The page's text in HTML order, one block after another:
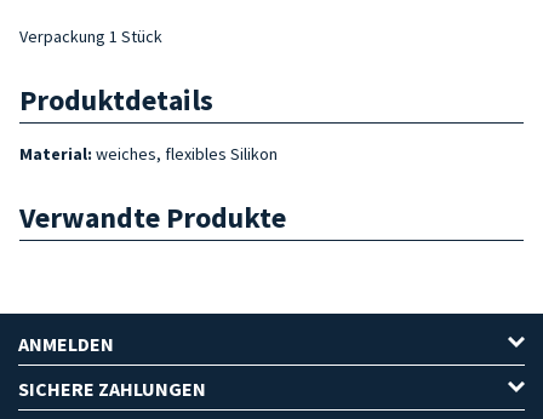
Verpackung 1 Stück
Produktdetails
Material: weiches, flexibles Silikon
Verwandte Produkte
ANMELDEN
SICHERE ZAHLUNGEN